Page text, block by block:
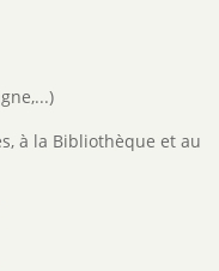
à la Bibliothèque et au